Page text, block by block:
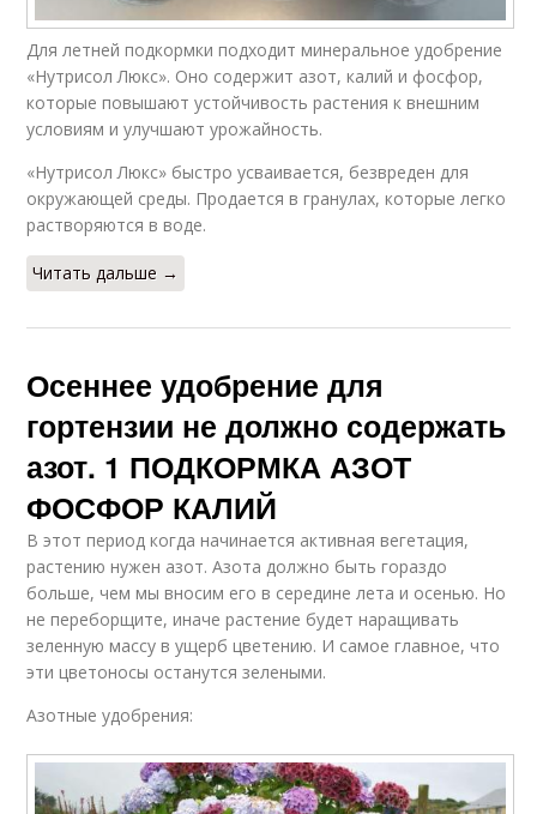
Для летней подкормки подходит минеральное удобрение
«Нутрисол Люкс». Оно содержит азот, калий и фосфор,
которые повышают устойчивость растения к внешним
условиям и улучшают урожайность.
«Нутрисол Люкс» быстро усваивается, безвреден для
окружающей среды. Продается в гранулах, которые легко
растворяются в воде.
Читать дальше →
Осеннее удобрение для
гортензии не должно содержать
азот. 1 ПОДКОРМКА АЗОТ
ФОСФОР КАЛИЙ
В этот период когда начинается активная вегетация,
растению нужен азот. Азота должно быть гораздо
больше, чем мы вносим его в середине лета и осенью. Но
не переборщите, иначе растение будет наращивать
зеленную массу в ущерб цветению. И самое главное, что
эти цветоносы останутся зелеными.
Азотные удобрения: